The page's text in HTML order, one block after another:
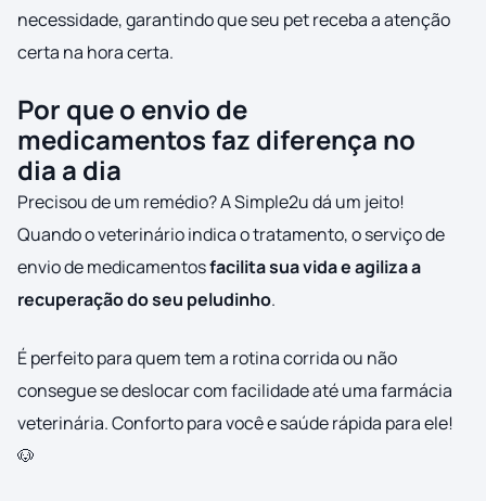
necessidade, garantindo que seu pet receba a atenção
certa na hora certa.
Por que o envio de
medicamentos faz diferença no
dia a dia
Precisou de um remédio? A Simple2u dá um jeito!
Quando o veterinário indica o tratamento, o serviço de
envio de medicamentosfacilita sua vida e agiliza a
recuperação do seu peludinho.
É perfeito para quem tem a rotina corrida ou não
consegue se deslocar com facilidade até uma farmácia
veterinária. Conforto para você e saúde rápida para ele!
🐶